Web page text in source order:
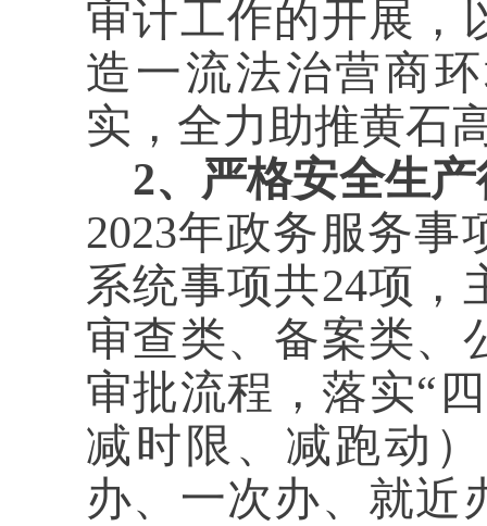
审计工作的开展，
造一流法治营商
实，全力助推黄石
2、严格安全生
2023年政务服务
系统事项共24项，
审查类、备案类、
审批流程，落实“
减时限、减跑动
办、一次办、就近